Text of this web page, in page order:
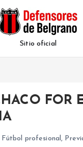
Sitio oficial
FOR
Fútbol profesional,